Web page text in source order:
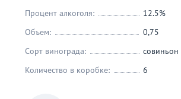
Процент алкоголя:
12.5%
Объем:
0,75
Сорт винограда:
совиньон
Количество в коробке:
6